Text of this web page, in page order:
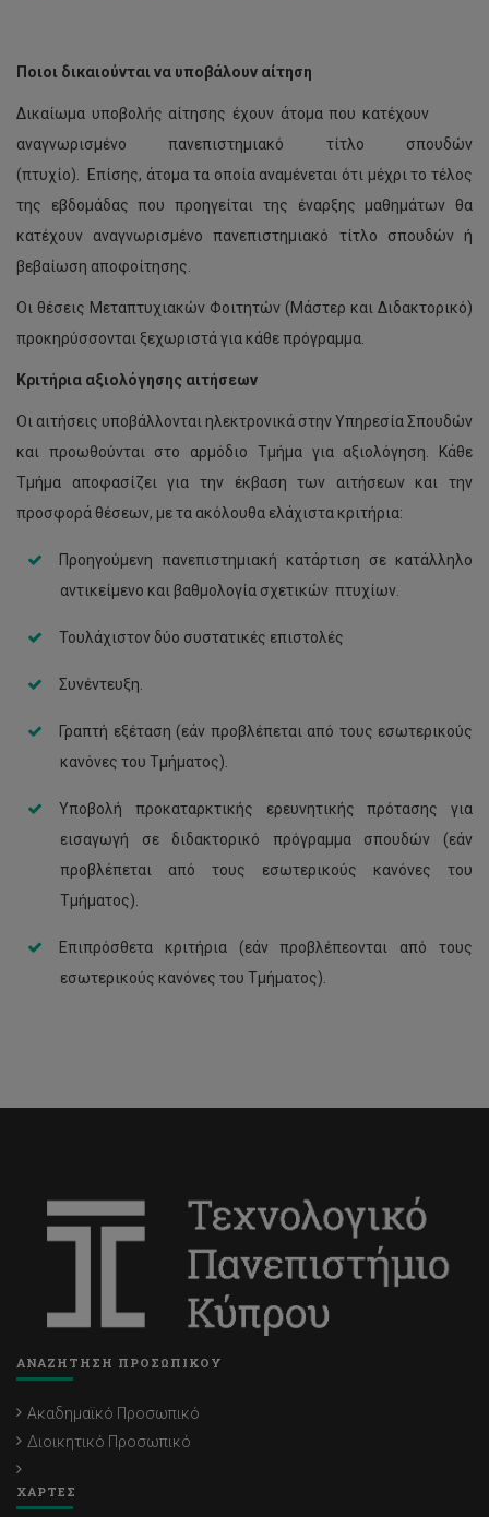
Κενές θέσεις
Ειδικές Κατηγορίες - με Διεθνείς Εξετάσεις
Συχνές Ερωτήσεις
Αποτελέσματα κατανομής θέσεων
Φοιτητική Εστία Πάφου
Επισκέπτες σύντομης διαμονής
Πρόγραμμα θερινής διαμονής
Επίδομα ενοικίου
Κρατήσεις αιθουσών
Ασφάλεια Κτηρίων
Γενική ασφάλιση ατυχημάτων
Κέντρο Πρώτων Βοηθειών
Ποιοι δικαιούνται να υποβάλουν αίτηση
Δικαίωμα υποβολής αίτησης έχουν άτομα που κατέχουν
αναγνωρισμένο πανεπιστημιακό τίτλο σπουδών
(πτυχίο). Επίσης, άτομα τα οποία αναμένεται ότι μέχρι το τέλος
της εβδομάδας που προηγείται της έναρξης μαθημάτων θα
κατέχουν αναγνωρισμένο πανεπιστημιακό τίτλο σπουδών ή
βεβαίωση αποφοίτησης.
Οι θέσεις Μεταπτυχιακών Φοιτητών (Μάστερ και Διδακτορικό)
προκηρύσσονται ξεχωριστά για κάθε πρόγραμμα.
Κριτήρια αξιολόγησης αιτήσεων
Οι αιτήσεις υποβάλλονται ηλεκτρονικά στην Υπηρεσία Σπουδών
και προωθούνται στο αρμόδιο Τμήμα για αξιολόγηση. Κάθε
Τμήμα αποφασίζει για την έκβαση των αιτήσεων και την
προσφορά θέσεων, με τα ακόλουθα ελάχιστα κριτήρια:
Προηγούμενη πανεπιστημιακή κατάρτιση σε κατάλληλο
αντικείμενο και βαθμολογία σχετικών πτυχίων.
Τουλάχιστον δύο συστατικές επιστολές
Συνέντευξη.
Γραπτή εξέταση (εάν προβλέπεται από τους εσωτερικούς
κανόνες του Τμήματος).
Υποβολή προκαταρκτικής ερευνητικής πρότασης για
εισαγωγή σε διδακτορικό πρόγραμμα σπουδών (εάν
προβλέπεται από τους εσωτερικούς κανόνες του
Τμήματος).
Επιπρόσθετα κριτήρια (εάν προβλέπεονται από τους
εσωτερικούς κανόνες του Τμήματος).
ΑΝΑΖΗΤΗΣΗ ΠΡΟΣΩΠΙΚΟΥ
Ακαδημαϊκό Προσωπικό
Διοικητικό Προσωπικό
ΧΑΡΤΕΣ